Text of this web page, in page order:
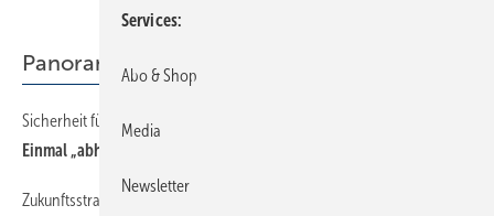
Panorama
Sicherheit für Flüssiggastanks
Einmal „abhorc hen“ bitte!
Zukunftsstrategie Trinkwasser
Services
Abo & Shop
Media
Newsletter